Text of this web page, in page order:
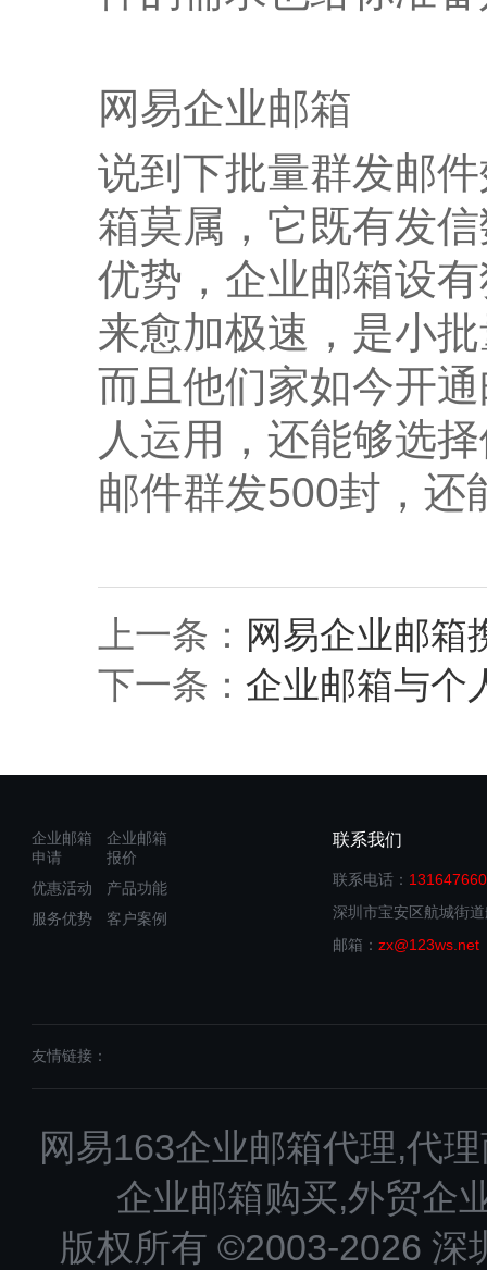
网易企业邮箱
说到下批量群发邮
箱莫属，它既有发
优势，企业邮箱设
来愈加极速，是小
而且他们家如今开
人运用，还能够选
邮件群发500封，还
上一条： 网易企业邮箱
下一条： 企业邮箱与个
企业邮箱
申请
企业邮箱
报价
优惠活动
产品功能
服务优势
客户案例
联系我们
联系电话：
深圳市宝安区航城街
邮箱： zx@123ws.net
友情链接：
网易163企业邮箱代理,代
企业邮箱购买,外贸企
版权所有 ©2003-2026 深